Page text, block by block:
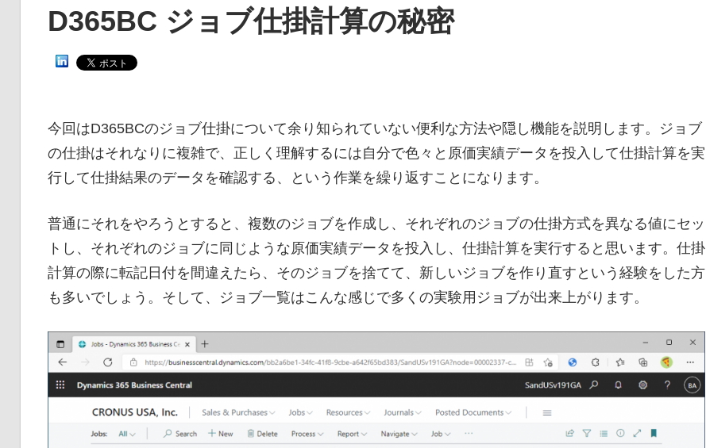
D365BC ジョブ仕掛計算の秘密
今回はD365BCのジョブ仕掛について余り知られていない便利な方法や隠し機能を説明します。ジョブ
の仕掛はそれなりに複雑で、正しく理解するには自分で色々と原価実績データを投入して仕掛計算を実
行して仕掛結果のデータを確認する、という作業を繰り返すことになります。
普通にそれをやろうとすると、複数のジョブを作成し、それぞれのジョブの仕掛方式を異なる値にセッ
トし、それぞれのジョブに同じような原価実績データを投入し、仕掛計算を実行すると思います。仕掛
計算の際に転記日付を間違えたら、そのジョブを捨てて、新しいジョブを作り直すという経験をした方
も多いでしょう。そして、ジョブ一覧はこんな感じで多くの実験用ジョブが出来上がります。